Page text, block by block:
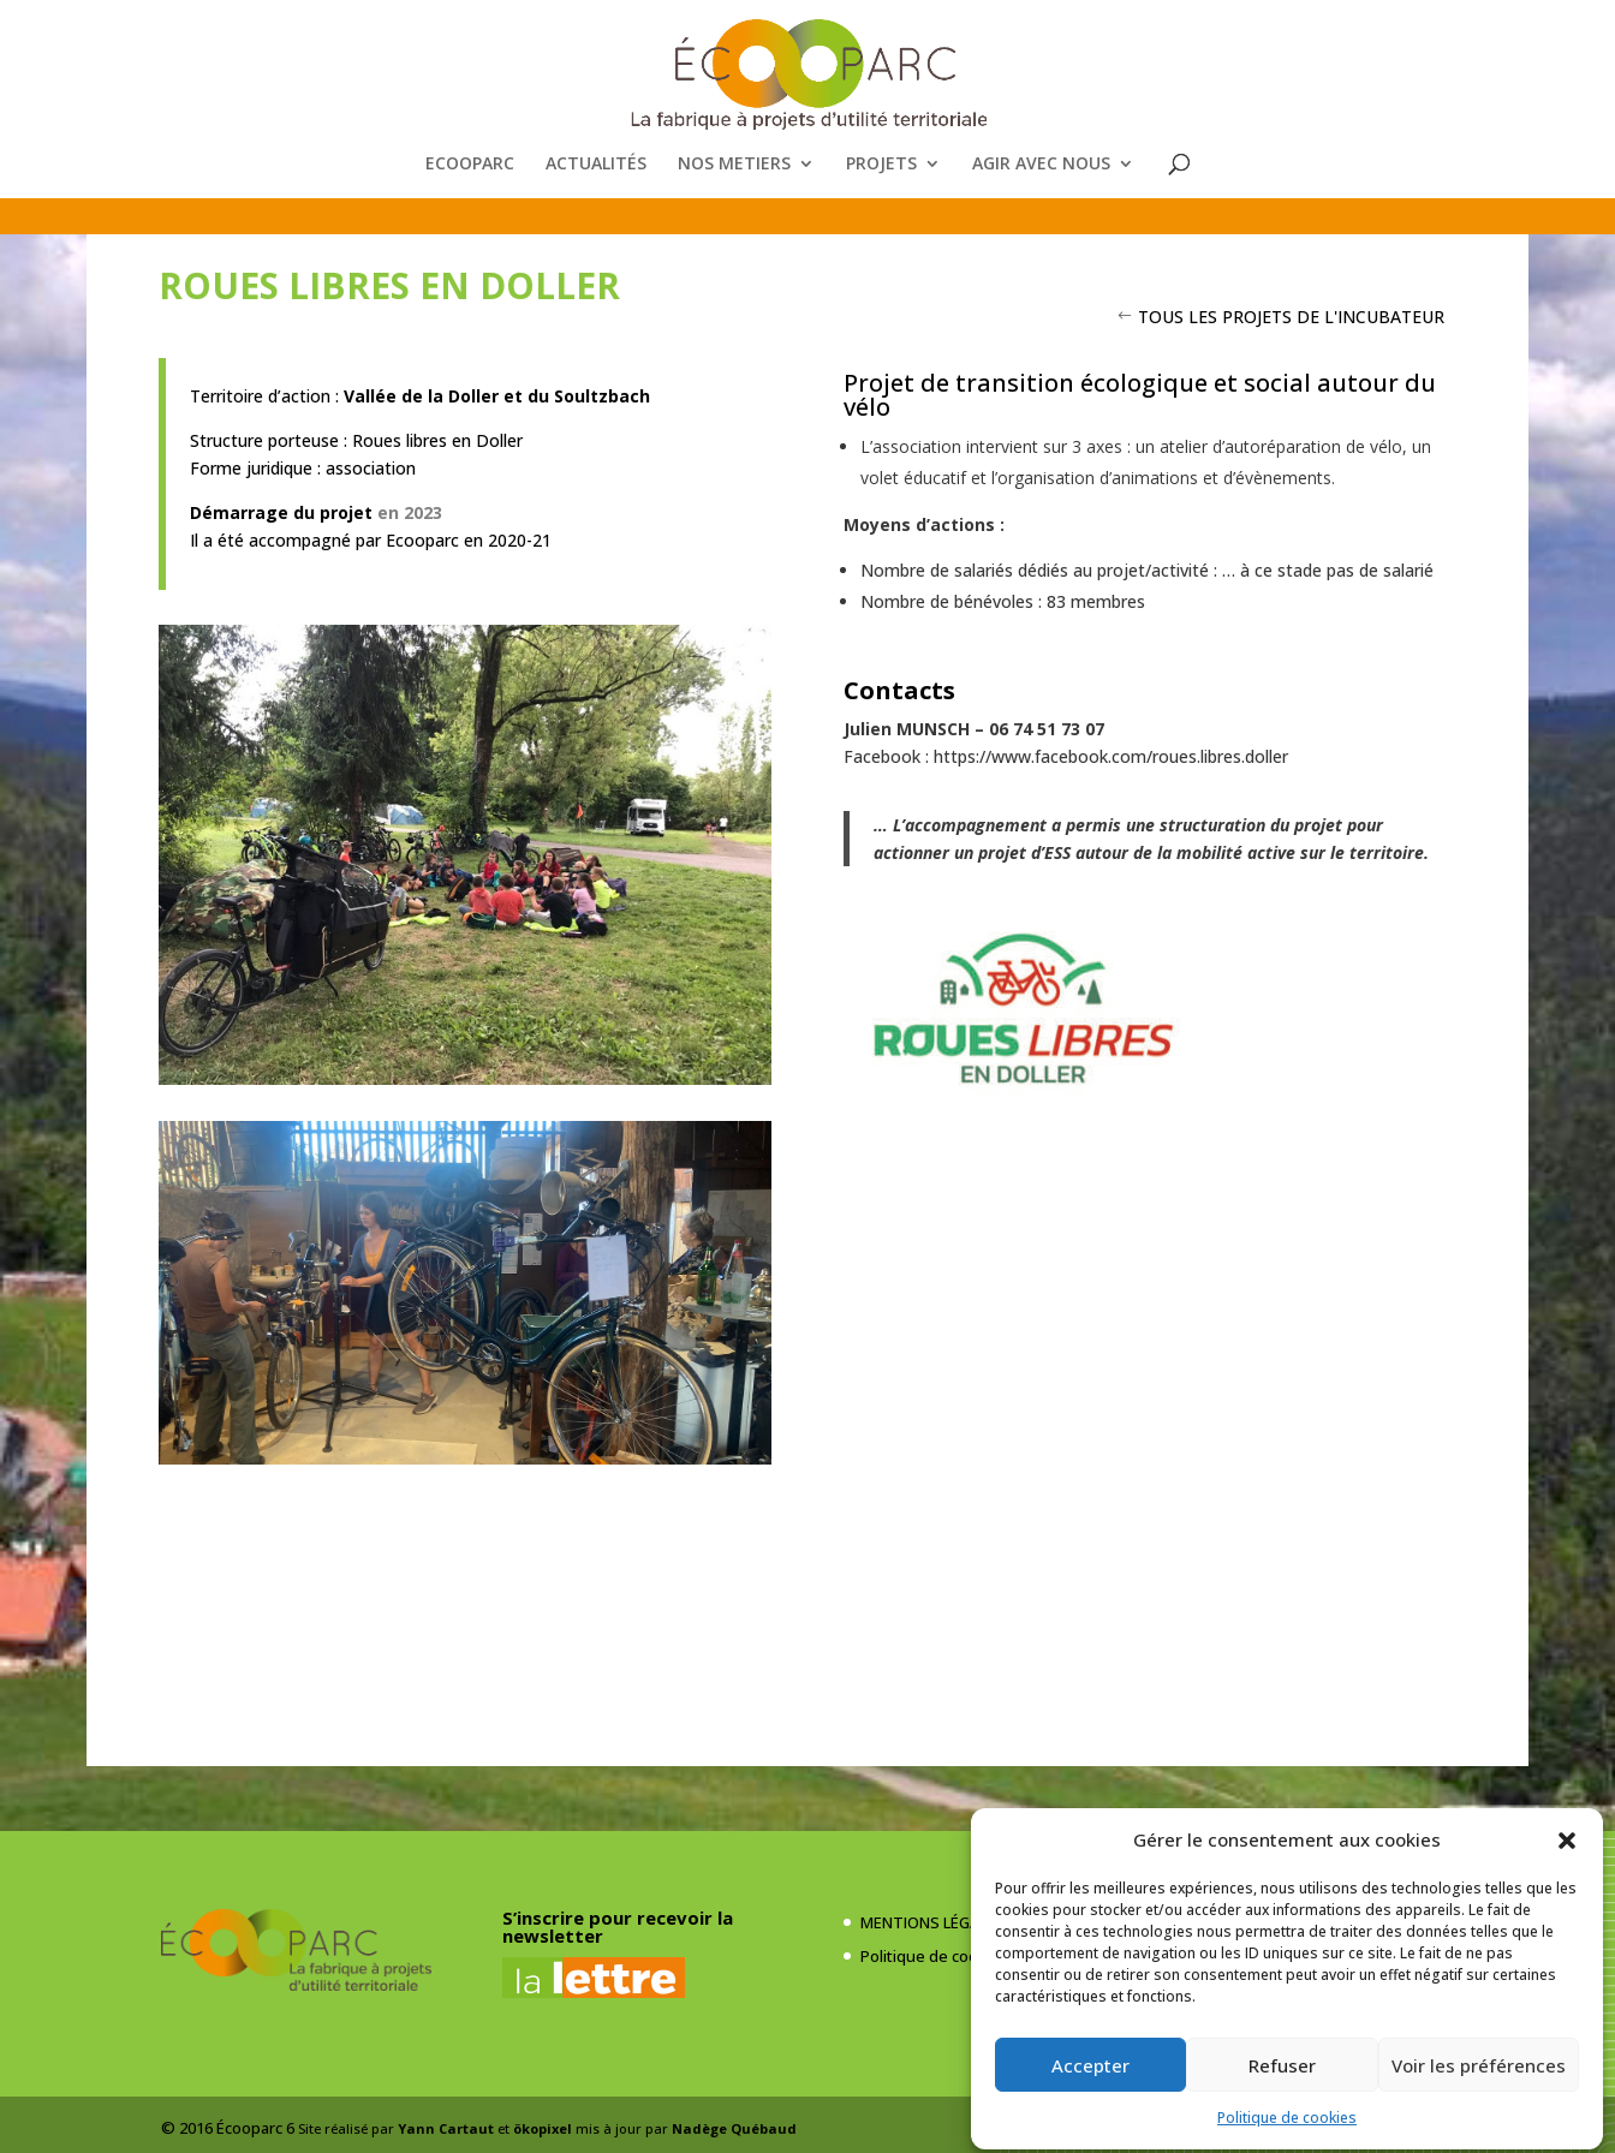
Gérer le consentement aux cookies
Pour offrir les meilleures expériences, nous utilisons des technologies telles que les
cookies pour stocker et/ou accéder aux informations des appareils. Le fait de
consentir à ces technologies nous permettra de traiter des données telles que le
comportement de navigation ou les ID uniques sur ce site. Le fait de ne pas
consentir ou de retirer son consentement peut avoir un effet négatif sur certaines
caractéristiques et fonctions.
Accepter Refuser Voir les préférences
Politique de cookies
ECOOPARC ACTUALITÉS NOS METIERS PROJETS AGIR AVEC NOUS
ROUES LIBRES EN DOLLER
Territoire d’action : Vallée de la Doller et du Soultzbach
Structure porteuse : Roues libres en Doller
Forme juridique : association
Démarrage du projet en 2023
Il a été accompagné par Ecooparc en 2020-21
TOUS LES PROJETS DE L'INCUBATEUR
Projet de transition écologique et social autour du
vélo
L’association intervient sur 3 axes : un atelier d’autoréparation de vélo, un
volet éducatif et l’organisation d’animations et d’évènements.
Moyens d’actions :
Nombre de salariés dédiés au projet/activité : … à ce stade pas de salarié
Nombre de bénévoles : 83 membres
Contacts
Julien MUNSCH – 06 74 51 73 07
Facebook : https://www.facebook.com/roues.libres.doller
… L’accompagnement a permis une structuration du projet pour
actionner un projet d’ESS autour de la mobilité active sur le territoire.
S’inscrire pour recevoir la
newsletter
MENTIONS LÉGALES
Politique de cookies (UE)
SUIVEZ-NOUS SUR : f In
© 2016 Écooparc 6 Site réalisé parYann Cartaut et ökopixel mis à jour par Nadège Québaud